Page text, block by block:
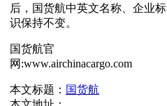
后，国货航中英文名称、企业标
识保持不变。
国货航官
网:www.airchinacargo.com
本文标题： 国货航